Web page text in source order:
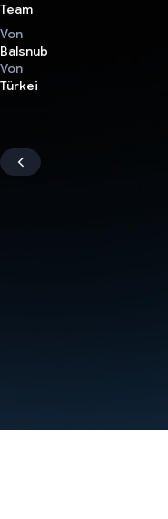
Team
Von
Balsnub
Von
Türkei